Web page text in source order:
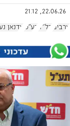
22.06.26, 21:12
ערבים בל"ד רע"מ עדנאן